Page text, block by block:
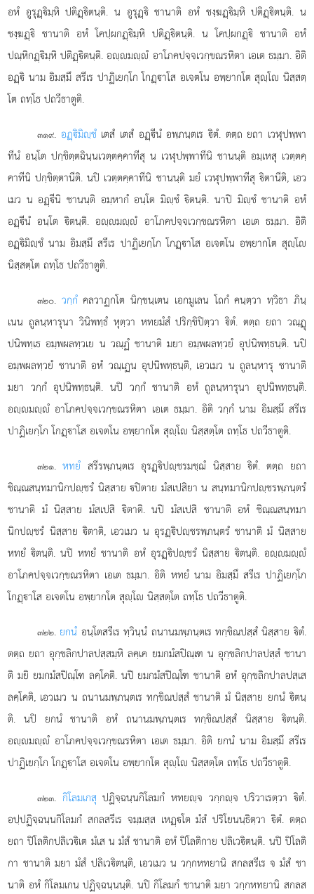
อหํ อูรุฏฺิมฺหิ ปติฏฺิตนฺติ. น อูรุฏฺิ ชานาติ อหํ ชงฺฆฏฺิมฺหิ ปติฏฺิตนฺติ. น
ชงฺฆฏฺิ ชานาติ อหํ โคปฺผกฏฺิมฺหิ ปติฏฺิตนฺติ. น โคปฺผกฏฺิ ชานาติ อหํ
ปณฺหิกฏฺิมฺหิ ปติฏฺิตนฺติ. อฺมฺํ อาโภคปจฺจเวกฺขณรหิตา เอเต ธมฺมา. อิติ
อฏฺิ นาม อิมสฺมึ สรีเร ปาฏิเยกฺโก โกฏฺาโส อเจตโน อพฺยากโต สุฺโ นิสฺสตฺ
โต ถทฺโธ ปถวีธาตูติ.
๓๑๙. อฏฺิมิฺชํเตสํ เตสํ อฏฺีนํ อพฺภนฺตเร ิตํ. ตตฺถ ยถา เวฬุปพฺพา
ทีนํ อนฺโต ปกฺขิตฺตฉินฺนเวตฺตคฺคาทีสุ น เวฬุปพฺพาทีนิ ชานนฺติ อมฺเหสุ เวตฺตคฺ
คาทีนิ ปกฺขิตฺตานีติ. นปิ เวตฺตคฺคาทีนิ ชานนฺติ มยํ เวฬุปพฺพาทีสุ ิตานีติ, เอว
เมว น อฏฺีนิ ชานนฺติ อมฺหากํ อนฺโต มิฺชํ ิตนฺติ. นาปิ มิฺชํ ชานาติ อหํ
อฏฺีนํ อนฺโต ิตนฺติ. อฺมฺํ อาโภคปจฺจเวกฺขณรหิตา เอเต ธมฺมา. อิติ
อฏฺิมิฺชํ นาม อิมสฺมึ สรีเร ปาฏิเยกฺโก โกฏฺาโส อเจตโน อพฺยากโต สุฺโ
นิสฺสตฺโต ถทฺโธ ปถวีธาตูติ.
๓๒๐. วกฺกํคลวาฏกโต นิกฺขนฺเตน เอกมูเลน โถกํ คนฺตฺวา ทฺวิธา ภินฺ
เนน ถูลนฺหารุนา วินิพทฺธํ หุตฺวา หทยมํสํ ปริกฺขิปิตฺวา ิตํ. ตตฺถ ยถา วณฺฏุ
ปนิพทฺเธ อมฺพผลทฺวเย น วณฺฏํ ชานาติ มยา อมฺพผลทฺวยํ อุปนิพทฺธนฺติ. นปิ
อมฺพผลทฺวยํ ชานาติ อหํ วณฺเฏน อุปนิพทฺธนฺติ, เอวเมว น ถูลนฺหารุ ชานาติ
มยา วกฺกํ อุปนิพทฺธนฺติ. นปิ วกฺกํ ชานาติ อหํ ถูลนฺหารุนา อุปนิพทฺธนฺติ.
อฺมฺํ อาโภคปจฺจเวกฺขณรหิตา เอเต ธมฺมา. อิติ วกฺกํ นาม อิมสฺมึ สรีเร
ปาฏิเยกฺโก โกฏฺาโส อเจตโน อพฺยากโต สุฺโ นิสฺสตฺโต ถทฺโธ ปถวีธาตูติ.
๓๒๑.หทยํ สรีรพฺภนฺตเร อุรฏฺิปฺชรมชฺฌํ นิสฺสาย ิตํ. ตตฺถ ยถา
ชิณฺณสนฺทมานิกปฺชรํ นิสฺสาย ปิตาย มํสเปสิยา น สนฺทมานิกปฺชรพฺภนฺตรํ
ชานาติ มํ นิสฺสาย มํสเปสิ ิตาติ. นปิ มํสเปสิ ชานาติ อหํ ชิณฺณสนฺทมา
นิกปฺชรํ นิสฺสายิตาติ, เอวเมว น อุรฏฺิปฺชรพฺภนฺตรํ ชานาติ มํ นิสฺสาย
หทยํ ิตนฺติ. นปิ หทยํ ชานาติ อหํ อุรฏฺิปฺชรํ นิสฺสาย ิตนฺติ. อฺมฺํ
อาโภคปจฺจเวกฺขณรหิตา เอเตธมฺมา. อิติ หทยํ นาม อิมสฺมึ สรีเร ปาฏิเยกฺโก
โกฏฺาโส อเจตโน อพฺยากโต สุฺโ นิสฺสตฺโต ถทฺโธ ปถวีธาตูติ.
๓๒๒. ยกนํ อนฺโตสรีเร ทฺวินฺนํ ถนานมพฺภนฺตเร ทกฺขิณปสฺสํ นิสฺสาย ิตํ.
ตตฺถ ยถา อุกฺขลิกปาลปสฺสมฺหิ ลคฺเค ยมกมํสปิณฺเฑ น อุกฺขลิกปาลปสฺสํ ชานา
ติ มยิ ยมกมํสปิณฺโฑ ลคฺโคติ. นปิ ยมกมํสปิณฺโฑ ชานาติ อหํ อุกฺขลิกปาลปสฺเส
ลคฺโคติ, เอวเมว น ถนานมพฺภนฺตเร ทกฺขิณปสฺสํ ชานาติ มํ นิสฺสาย ยกนํ ิตนฺ
ติ. นปิ ยกนํ ชานาติ อหํ ถนานมพฺภนฺตเร ทกฺขิณปสฺสํ นิสฺสาย ิตนฺติ.
อฺมฺํ อาโภคปจฺจเวกฺขณรหิตา เอเต ธมฺมา. อิติ ยกนํ นาม อิมสฺมึ สรีเร
ปาฏิเยกฺโก โกฏฺาโส อเจตโน อพฺยากโต สุฺโ นิสฺสตฺโต ถทฺโธ ปถวีธาตูติ.
๓๒๓. กิโลมเกสุ ปฏิจฺฉนฺนกิโลมกํ หทยฺจ วกฺกฺจ ปริวาเรตฺวา ิตํ.
อปฺปฏิจฺฉนฺนกิโลมกํ สกลสรีเร จมฺมสฺส เหฏฺโต มํสํ ปริโยนนฺธิตฺวา ิตํ. ตตฺถ
ยถา ปิโลติกปลิเวิเต มํเส น มํสํ ชานาติ อหํ ปิโลติกาย ปลิเวิตนฺติ. นปิ ปิโลติ
กา ชานาติ มยา มํสํ ปลิเวิตนฺติ, เอวเมว น วกฺกหทยานิ สกลสรีเร จ มํสํ ชา
นาติ อหํ กิโลมเกน ปฏิจฺฉนฺนนฺติ. นปิ กิโลมกํ ชานาติ มยา วกฺกหทยานิ สกลส